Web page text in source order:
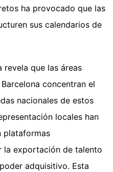
ha provocado que las
sus calendarios de
revela que las áreas
concentran el
nacionales de estos
locales han
plataformas
la exportación de talento
adquisitivo. Esta